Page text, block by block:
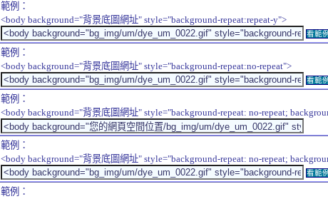
範例：
<body background="背景底圖網址" style="background-repeat:repeat-y">
看範例
範例：
<body background="背景底圖網址" style="background-repeat:no-repeat">
看範例
範例：
<body background="背景底圖網址" style="background-repeat: no-repeat;
範例：
<body background="背景底圖網址" style="background-repeat: no-repeat;
看範例
範例：